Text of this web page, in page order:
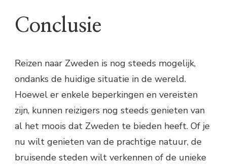
Conclusie
Reizen naar Zweden is nog steeds mogelijk,
ondanks de huidige situatie in de wereld.
Hoewel er enkele beperkingen en vereisten
zijn, kunnen reizigers nog steeds genieten van
al het moois dat Zweden te bieden heeft. Of je
nu wilt genieten van de prachtige natuur, de
bruisende steden wilt verkennen of de unieke